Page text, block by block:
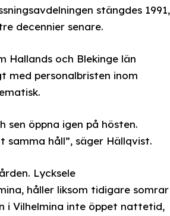
stängdes 1991,
decennier senare.
Hallands och Blekinge län
med personalbristen inom
sen öppna igen på hösten.
håll”, säger Hällqvist.
Lycksele
håller liksom tidigare somrar
i Vilhelmina inte öppet nattetid,